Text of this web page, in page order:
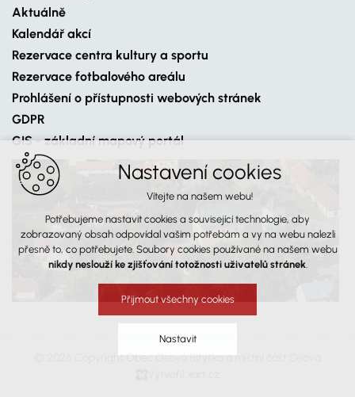
Aktuálně
Kalendář akcí
Rezervace centra kultury a sportu
Rezervace fotbalového areálu
Prohlášení o přístupnosti webových stránek
GDPR
GIS - základní mapový portál
© 2026 Copyright Obec Osová Bítýška a místní část Osová
Nastavení cookies
Vítejte na našem webu!
Potřebujeme nastavit cookies a související technologie, aby
zobrazovaný obsah odpovídal vašim potřebám a vy na webu nalezli
přesně to, co potřebujete. Soubory cookies používané na našem webu
nikdy neslouží ke zjišťování totožnosti uživatelů stránek.
Přijmout všechny cookies
Nastavit